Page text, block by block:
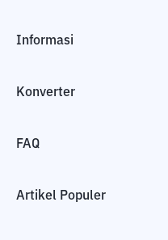
Informasi
Konverter
FAQ
Artikel Populer